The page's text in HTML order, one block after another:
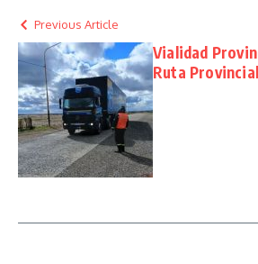
Previous Article
Vialidad
Ruta